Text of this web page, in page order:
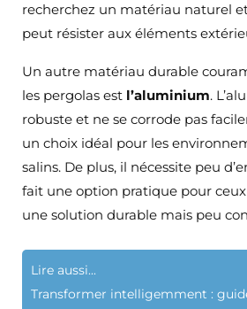
recherchez un matériau naturel
peut résister aux éléments
Un autre matériau durable
les pergolas est l’aluminium.
robuste et ne se corrode pas
un choix idéal pour les
salins. De plus, il nécessite peu
fait une option pratique pour
une solution durable mais peu
Lire aussi...
Transformer intelligemment :